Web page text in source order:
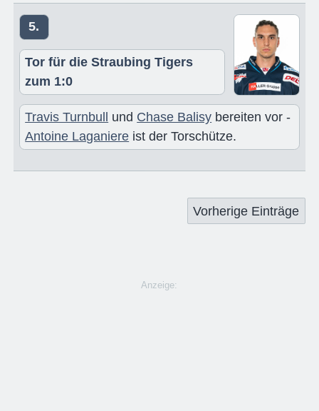
5.
Tor für die Straubing Tigers
zum 1:0
Travis Turnbull und Chase Balisy bereiten vor -
Antoine Laganiere ist der Torschütze.
Vorherige Einträge
Anzeige: